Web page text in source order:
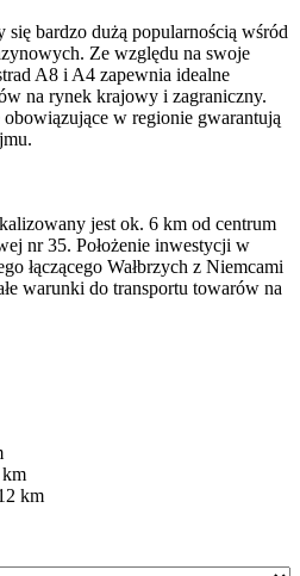
bardzo dużą popularnością wśród
Ze względu na swoje
A8 i A4 zapewnia idealne
na rynek krajowy i zagraniczny.
w regionie gwarantują
jest ok. 6 km od centrum
nr 35. Położenie inwestycji w
łączącego Wałbrzych z Niemcami
warunki do transportu towarów na
km